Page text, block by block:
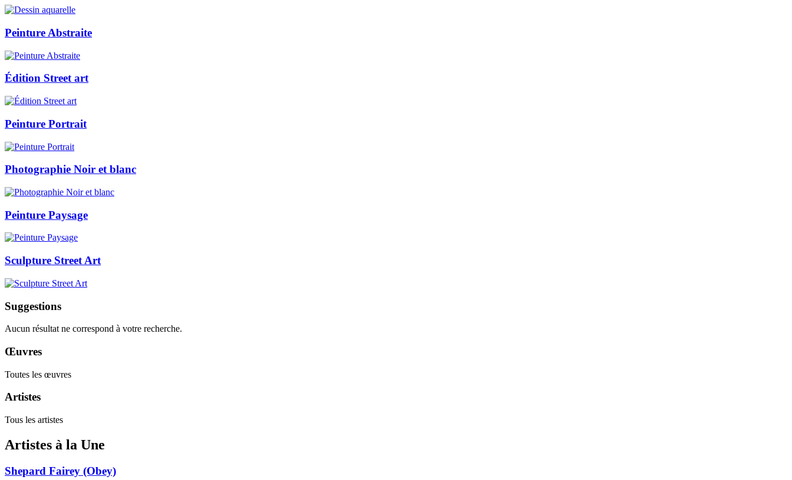
Peinture Abstraite
Édition Street art
Peinture Portrait
Photographie Noir et blanc
Peinture Paysage
Sculpture Street Art
Suggestions
Aucun résultat ne correspond à votre recherche.
Œuvres
Toutes les œuvres
Artistes
Tous les artistes
Artistes à la Une
Shepard Fairey (Obey)